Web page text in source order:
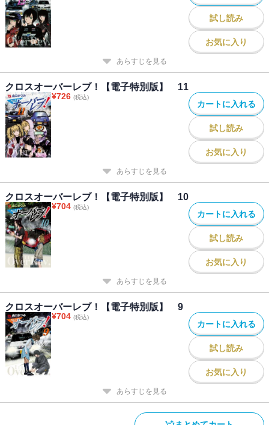
試し読み
お気に入り
あらすじを見る
クロスオーバーレブ！【電子特別版】 11
¥726 (税込)
カートに入れる
試し読み
お気に入り
あらすじを見る
クロスオーバーレブ！【電子特別版】 10
¥704 (税込)
カートに入れる
試し読み
お気に入り
あらすじを見る
クロスオーバーレブ！【電子特別版】 9
¥704 (税込)
カートに入れる
試し読み
お気に入り
あらすじを見る